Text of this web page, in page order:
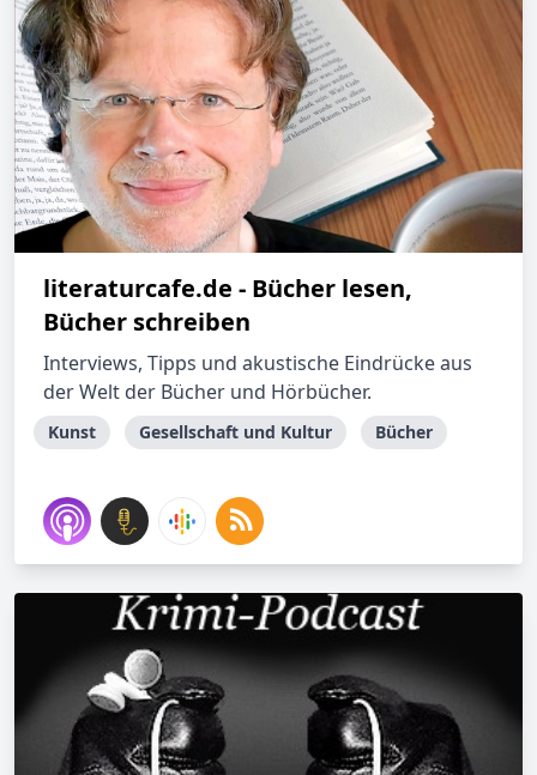
literaturcafe.de - Bücher lesen,
Bücher schreiben
Interviews, Tipps und akustische Eindrücke aus
der Welt der Bücher und Hörbücher.
Kunst Gesellschaft und Kultur Bücher